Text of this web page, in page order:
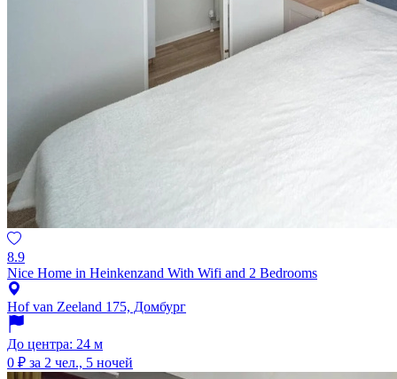
8.9
Nice Home in Heinkenzand With Wifi and 2 Bedrooms
Hof van Zeeland 175, Домбург
До центра: 24 м
0 ₽ за 2 чел., 5 ночей